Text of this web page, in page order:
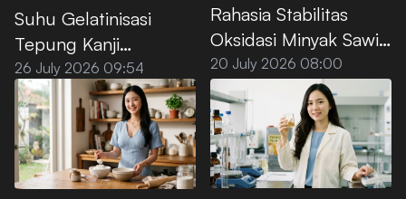
Suhu Gelatinisasi
Tepung Kanji
Premium, Ini Titik
Optimalnya
26 July 2026 09:54
Rahasia Stabilitas
Oksidasi Minyak Sawit
Premium untuk Deep
Frying
20 July 2026 08:00